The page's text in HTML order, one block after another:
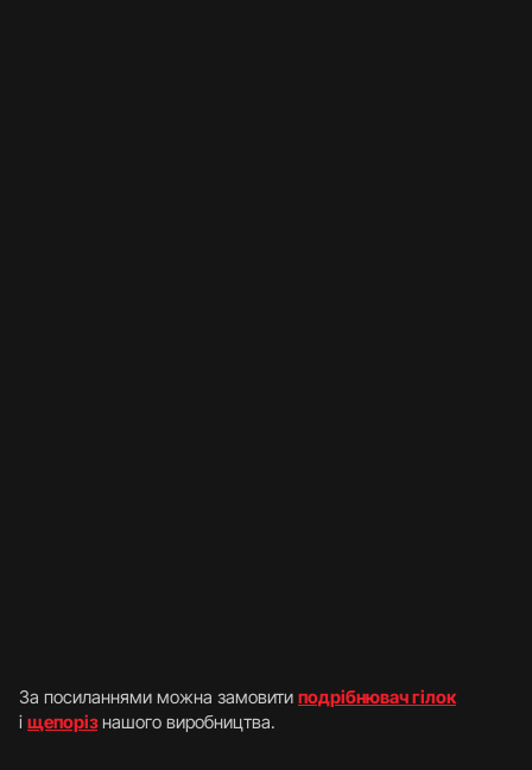
За посиланнями можна замовити подрібнювач гілок
і щепорізнашого виробництва.